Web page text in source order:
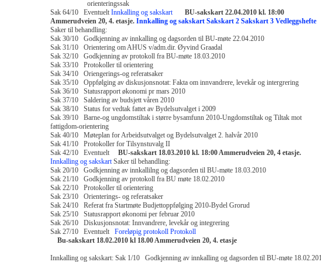
orienteringssak
Sak 64/10 Eventuelt Innkalling og sakskart
BU-sakskart 22.04.2010 kl. 18:00
Ammerudveien 20, 4. etasje. Innkalling og sakskart Sakskart 2 Sakskart 3 Vedleggshefte
Saker til behandling:
Sak 30/10 Godkjenning av innkalling og dagsorden til BU-møte 22.04.2010
Sak 31/10 Orientering om AHUS v/adm.dir. Øyvind Graadal
Sak 32/10 Godkjenning av protokoll fra BU-møte 18.03.2010
Sak 33/10 Protokoller til orientering
Sak 34/10 Oriengerings-og referatsaker
Sak 35/10 Oppfølging av diskusjonsnotat: Fakta om innvandrere, levekår og intergrering
Sak 36/10 Statusrapport økonomi pr mars 2010
Sak 37/10 Saldering av budsjett våren 2010
Sak 38/10 Status for vedtak fattet av Bydelsutvalget i 2009
Sak 39/10 Barne-og ungdomstiltak i større bysamfunn 2010-Ungdomstiltak og Tiltak mot
fattigdom-orientering
Sak 40/10 Møteplan for Arbeidsutvalget og Bydelsutvalget 2. halvår 2010
Sak 41/10 Protokoller for Tilsynstuvalg II
Sak 42/10 Eventuelt
BU-sakskart 18.03.2010 kl. 18:00 Ammerudveien 20, 4 etasje.
Innkalling og sakskart Saker til behandling:
Sak 20/10 Godkjenning av innkallilng og dagsorden til BU-møte 18.03.2010
Sak 21/10 Godkjenning av protokoll fra BU møte 18.02.2010
Sak 22/10 Protokoller til orientering
Sak 23/10 Orienterings- og referatsaker
Sak 24/10 Referat fra Startmøte Budjettoppfølging 2010-Bydel Grorud
Sak 25/10 Statusrapport økonomi per februar 2010
Sak 26/10 Diskusjonsnotat: Innvandrere, levekår og integrering
Sak 27/10 Eventuelt
Foreløpig protokoll Protokoll
Bu-sakskart 18.02.2010 kl 18.00 Ammerudveien 20, 4. etasje
Innkalling og sakskart: Sak 1/10 Godkjenning av innkalling og dagsorden til BU-møte